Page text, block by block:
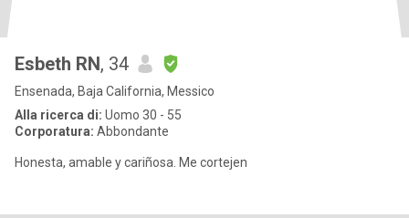
Esbeth RN, 34
Ensenada, Baja California, Messico
Alla ricerca di: Uomo 30 - 55
Corporatura: Abbondante
Honesta, amable y cariñosa. Me cortejen